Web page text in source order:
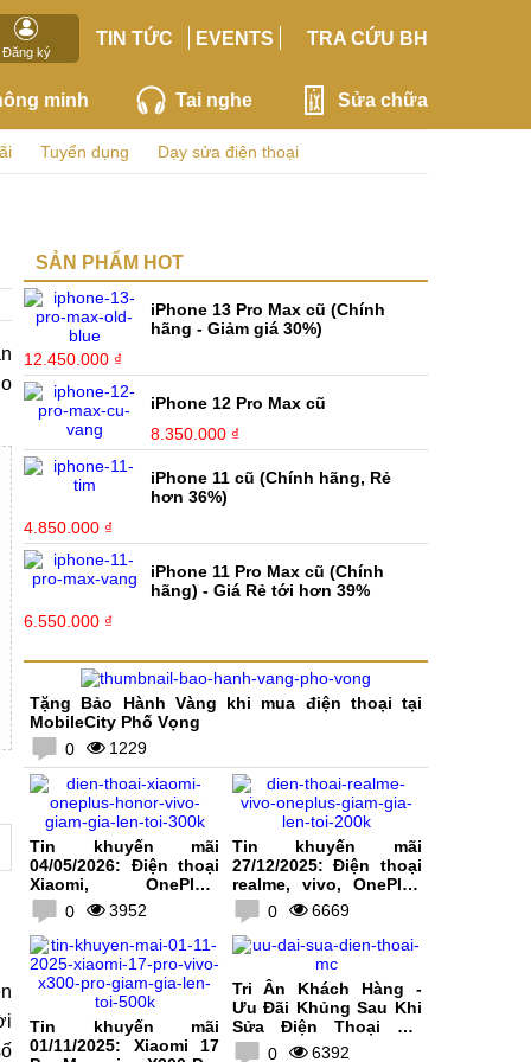
Đăng ký
TIN TỨC EVENTS TRA CỨU BH
minh Tai nghe Sửa chữa
Tuyển dụng Dạy sửa điện thoại
SẢN PHẨM HOT
iPhone 13 Pro Max cũ (Chính
hãng - Giảm giá 30%)
12.450.000 ₫
iPhone 12 Pro Max cũ
8.350.000 ₫
iPhone 11 cũ (Chính hãng, Rẻ
hơn 36%)
4.850.000 ₫
iPhone 11 Pro Max cũ (Chính
hãng) - Giá Rẻ tới hơn 39%
6.550.000 ₫
Tặng Bảo Hành Vàng khi mua điện thoại tại
MobileCity Phố Vọng
0
1229
Tin khuyến mãi
04/05/2026: Điện thoại
Xiaomi, OnePlus,
HONOR, vivo giảm giá
lên tới 300K
0 3952
Tin khuyến mãi
27/12/2025: Điện thoại
realme, vivo, OnePlus
giảm giá lên tới 200K
0 6669
Tin khuyến mãi
01/11/2025: Xiaomi 17
Tri Ân Khách Hàng -
Ưu Đãi Khủng Sau Khi
Sửa Điện Thoại Tại
MobileCity
0 6392